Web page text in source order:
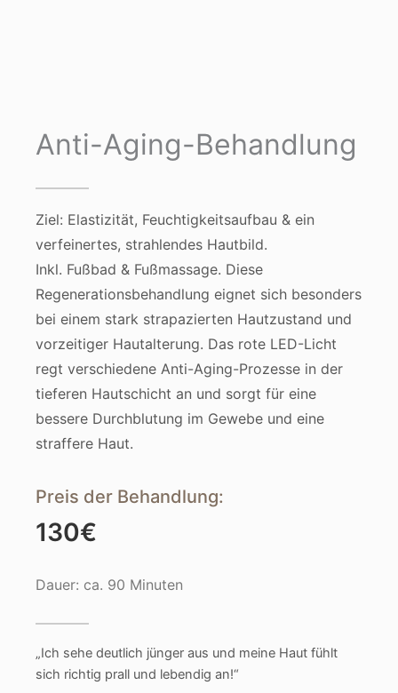
Anti-Aging-Behandlung
Ziel: Elastizität, Feuchtigkeitsaufbau & ein
verfeinertes, strahlendes Hautbild.
Inkl. Fußbad & Fußmassage. Diese
Regenerationsbehandlung eignet sich besonders
bei einem stark strapazierten Hautzustand und
vorzeitiger Hautalterung. Das rote LED-Licht
regt verschiedene Anti-Aging-Prozesse in der
tieferen Hautschicht an und sorgt für eine
bessere Durchblutung im Gewebe und eine
straffere Haut.
Preis der Behandlung:
130€
Dauer: ca. 90 Minuten
„Ich sehe deutlich jünger aus und meine Haut fühlt
sich richtig prall und lebendig an!“